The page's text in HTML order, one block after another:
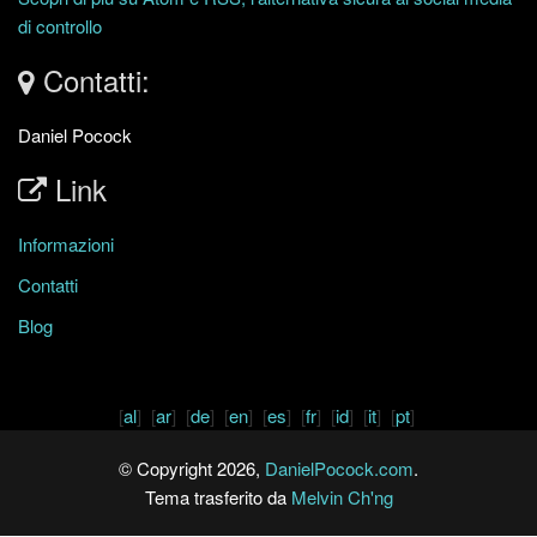
di controllo
Contatti:
Daniel Pocock
Link
Informazioni
Contatti
Blog
[al] [ar] [de] [en] [es] [fr] [id] [it] [pt]
© Copyright 2026, DanielPocock.com.
Tema trasferito da Melvin Ch'ng